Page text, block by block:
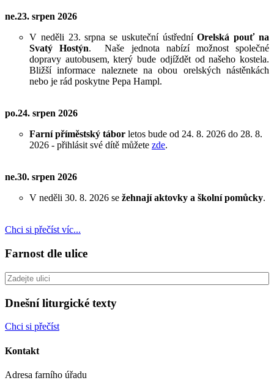
ne.23. srpen 2026
V neděli 23. srpna se uskuteční ústředníOrelská pouť na
Svatý Hostýn. Naše jednota nabízí možnost společné
dopravy autobusem, který bude odjíždět od našeho kostela.
Bližší informace naleznete na obou orelských nástěnkách
nebo je rád poskytne Pepa Hampl.
po.24. srpen 2026
Farní příměstský tábor letos bude od 24. 8. 2026 do 28. 8.
2026 - přihlásit své dítě můžete zde.
ne.30. srpen 2026
V neděli 30. 8. 2026 se žehnají aktovky a školní pomůcky.
Chci si přečíst víc...
Farnost dle ulice
Dnešní liturgické texty
Chci si přečíst
Kontakt
Adresa farního úřadu